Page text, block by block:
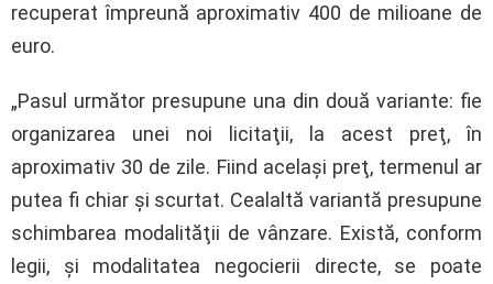
recuperat împreună aproximativ 400 de milioane de
euro.
„Pasul următor presupune una din două variante: fie
organizarea unei noi licitaţii, la acest preţ, în
aproximativ 30 de zile. Fiind acelaşi preţ, termenul ar
putea fi chiar şi scurtat. Cealaltă variantă presupune
schimbarea modalităţii de vânzare. Există, conform
legii, şi modalitatea negocierii directe, se poate